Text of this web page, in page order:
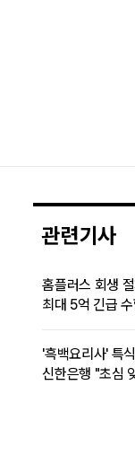
관련기사
홈플러스 회생
최대 5억 긴급 수
'흑백요리사' 특
신한은행 "초심